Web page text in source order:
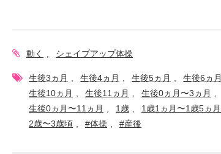
動く シェイプアップ体操
生後3ヵ月 生後4ヵ月 生後5ヵ月 生後6ヵ月
生後10ヵ月
生後11ヵ月 生後0ヵ月〜3ヵ月
生後0ヵ月〜11ヵ月
1歳 1歳1ヵ月〜1歳5ヵ月
2歳〜3歳頃
#体操 #産後